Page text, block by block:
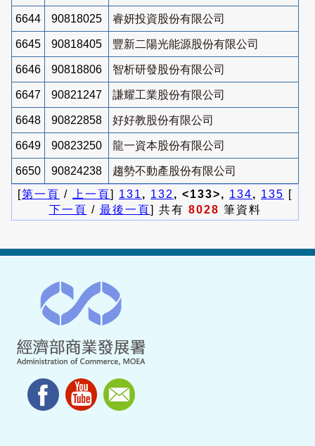
6644 90818025 睿妍投資股份有限公司
6645 90818405 豐新二陽光能源股份有限公司
6646 90818806 智析研發股份有限公司
6647 90821247 謙耀工業股份有限公司
6648 90822858 好好教股份有限公司
6649 90823250 龍一資本股份有限公司
6650 90824238
趨勢不動產股份有限公司
[第一頁 / 上一頁] 131 , 132 , <133>, 134, 135 [
下一頁 / 最後一頁] 共有 8028 筆資料